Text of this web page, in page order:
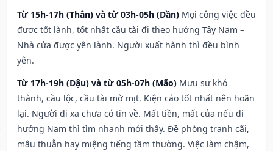
Từ 15h-17h (Thân) và từ 03h-05h (Dần) Mọi công việc đều
được tốt lành, tốt nhất cầu tài đi theo hướng Tây Nam –
Nhà cửa được yên lành. Người xuất hành thì đều bình
yên.
Từ 17h-19h (Dậu) và từ 05h-07h (Mão) Mưu sự khó
thành, cầu lộc, cầu tài mờ mịt. Kiện cáo tốt nhất nên hoãn
lại. Người đi xa chưa có tin về. Mất tiền, mất của nếu đi
hướng Nam thì tìm nhanh mới thấy. Đề phòng tranh cãi,
mâu thuẫn hay miệng tiếng tầm thường. Việc làm chậm,